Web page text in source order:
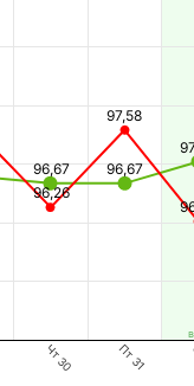
96,67 96,67
96,26
97,58
Чт 30 Пт 31